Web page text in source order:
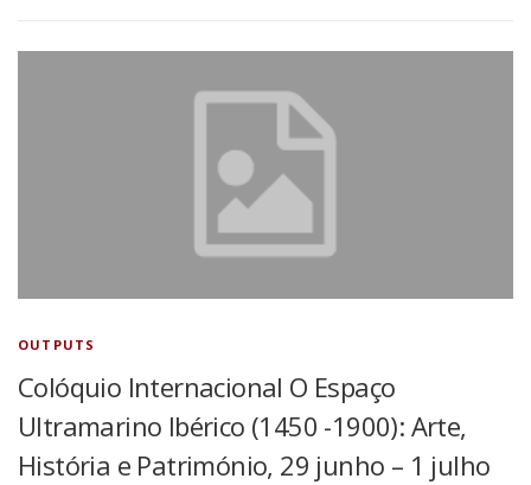
OUTPUTS
Colóquio Internacional O Espaço
Ultramarino Ibérico (1450 -1900): Arte,
História e Património, 29 junho – 1 julho